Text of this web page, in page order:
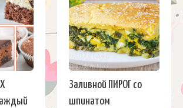
Заливной ПИРОГ со
шпинатом